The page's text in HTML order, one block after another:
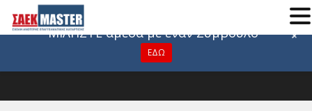
Για οποιαδήποτε πληροφορία
ΜΙΛΗΣΤΕ άμεσα με έναν Σύμβουλο
ΕΔΩ
+